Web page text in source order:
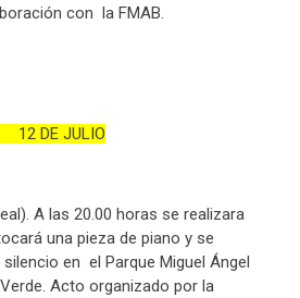
con la FMAB.
JULIO
A las 20.00 horas se realizara
una pieza de piano y se
en el Parque Miguel Ángel
Acto organizado por la